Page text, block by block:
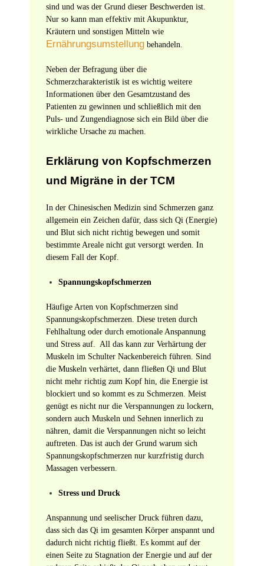
sind und was der Grund dieser Beschwerden ist.
Nur so kann man effektiv mit Akupunktur,
Kräutern und sonstigen Mitteln wie
Ernährungsumstellungbehandeln.
Neben der Befragung über die
Schmerzcharakteristik ist es wichtig weitere
Informationen über den Gesamtzustand des
Patienten zu gewinnen und schließlich mit den
Puls- und Zungendiagnose sich ein Bild über die
wirkliche Ursache zu machen.
Erklärung von Kopfschmerzen
und Migräne in der TCM
In der Chinesischen Medizin sind Schmerzen ganz
allgemein ein Zeichen dafür, dass sich Qi (Energie)
und Blut sich nicht richtig bewegen und somit
bestimmte Areale nicht gut versorgt werden. In
diesem Fall der Kopf.
Spannungskopfschmerzen
Häufige Arten von Kopfschmerzen sind
Spannungskopfschmerzen. Diese treten durch
Fehlhaltung oder durch emotionale Anspannung
und Stress auf. All das kann zur Verhärtung der
Muskeln im Schulter Nackenbereich führen. Sind
die Muskeln verhärtet, dann fließen Qi und Blut
nicht mehr richtig zum Kopf hin, die Energie ist
blockiert und so kommt es zu Schmerzen. Meist
genügt es nicht nur die Verspannungen zu lockern,
sondern auch Muskeln und Sehnen innerlich zu
nähren, damit die Verspannungen nicht so leicht
auftreten. Das ist auch der Grund warum sich
Spannungskopfschmerzen nur kurzfristig durch
Massagen verbessern.
Stress und Druck
Anspannung und seelischer Druck führen dazu,
dass sich das Qi im gesamten Körper anspannt und
dadurch nicht richtig fließt. Es kommt auf der
einen Seite zu Stagnation der Energie und auf der